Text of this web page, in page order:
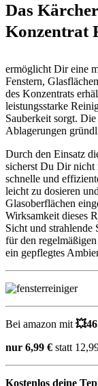
Das
Konzentrat
ermöglicht Dir eine
Fenstern,
des Konzentrats
leistungsstarke
Sauberkeit sorgt.
Ablagerungen
Durch den Einsatz
sicherst Du Dir nicht
schnelle und
leicht zu dosieren
Glasoberflächen
Wirksamkeit dieses
Sicht und strahlende
für den
ein gepflegtes
Bei amazon mit
nur 6,99 € statt
Kostenlos deine